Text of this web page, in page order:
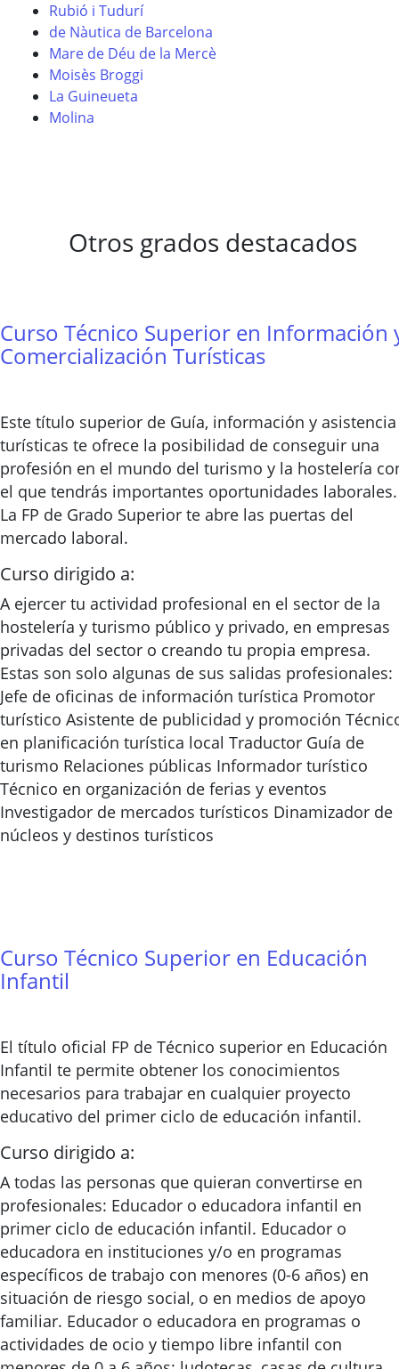
Rubió i Tudurí
de Nàutica de Barcelona
Mare de Déu de la Mercè
Moisès Broggi
La Guineueta
Molina
Otros grados destacados
Curso Técnico Superior en Información
Comercialización Turísticas
Este título superior de Guía, información y asistencia
turísticas te ofrece la posibilidad de conseguir una
profesión en el mundo del turismo y la hostelería
el que tendrás importantes oportunidades laborales.
La FP de Grado Superior te abre las puertas del
mercado laboral.
Curso dirigido a:
A ejercer tu actividad profesional en el sector de la
hostelería y turismo público y privado, en empresas
privadas del sector o creando tu propia empresa.
Estas son solo algunas de sus salidas profesionales:
Jefe de oficinas de información turística Promotor
turístico Asistente de publicidad y promoción
en planificación turística local Traductor Guía de
turismo Relaciones públicas Informador turístico
Técnico en organización de ferias y eventos
Investigador de mercados turísticos Dinamizador de
núcleos y destinos turísticos
Curso Técnico Superior en Educación
Infantil
El título oficial FP de Técnico superior en Educación
Infantil te permite obtener los conocimientos
necesarios para trabajar en cualquier proyecto
educativo del primer ciclo de educación infantil.
Curso dirigido a:
A todas las personas que quieran convertirse en
profesionales: Educador o educadora infantil en
primer ciclo de educación infantil. Educador o
educadora en instituciones y/o en programas
específicos de trabajo con menores (0-6 años) en
situación de riesgo social, o en medios de apoyo
familiar. Educador o educadora en programas o
actividades de ocio y tiempo libre infantil con